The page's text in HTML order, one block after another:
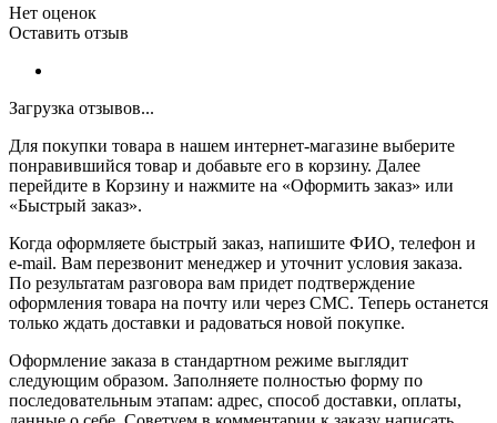
Нет оценок
Оставить отзыв
Загрузка отзывов...
Для покупки товара в нашем интернет-магазине выберите
понравившийся товар и добавьте его в корзину. Далее
перейдите в Корзину и нажмите на «Оформить заказ» или
«Быстрый заказ».
Когда оформляете быстрый заказ, напишите ФИО, телефон и
e-mail. Вам перезвонит менеджер и уточнит условия заказа.
По результатам разговора вам придет подтверждение
оформления товара на почту или через СМС. Теперь останется
только ждать доставки и радоваться новой покупке.
Оформление заказа в стандартном режиме выглядит
следующим образом. Заполняете полностью форму по
последовательным этапам: адрес, способ доставки, оплаты,